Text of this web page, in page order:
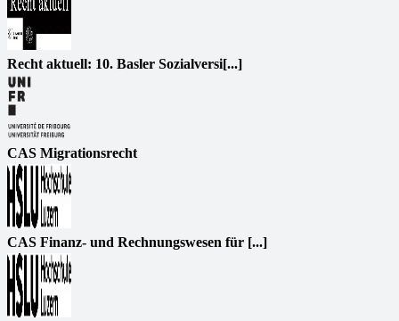
Recht aktuell: 10. Basler Sozialversi[...]
CAS Migrationsrecht
CAS Finanz- und Rechnungswesen für [...]